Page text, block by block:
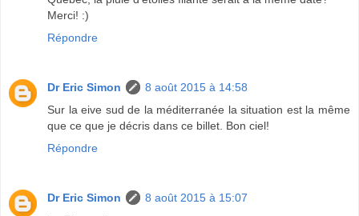
Merci! :)
Répondre
Dr Eric Simon
8 août 2015 à 14:58
Sur la eive sud de la méditerranée la situation est la même
que ce que je décris dans ce billet. Bon ciel!
Répondre
Dr Eric Simon
8 août 2015 à 15:07